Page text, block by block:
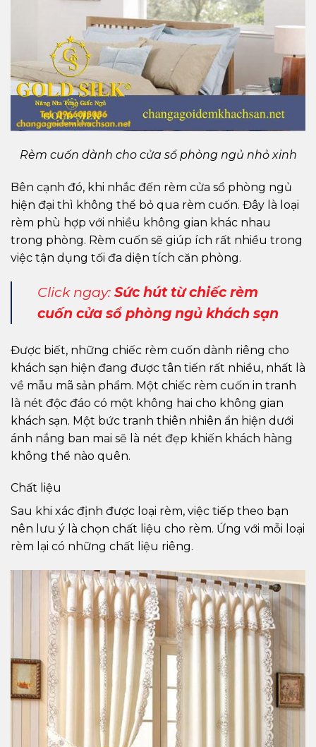
Rèm cuốn dành cho cửa sổ phòng ngủ nhỏ xinh
Bên cạnh đó, khi nhắc đến rèm cửa sổ phòng ngủ
hiện đại thì không thể bỏ qua rèm cuốn. Đây là loại
rèm phù hợp với nhiều không gian khác nhau
trong phòng. Rèm cuốn sẽ giúp ích rất nhiều trong
việc tận dụng tối đa diện tích căn phòng.
Click ngay: Sức hút từ chiếc rèm
cuốn cửa sổ phòng ngủ khách sạn
Được biết, những chiếc rèm cuốn dành riêng cho
khách sạn hiện đang được tân tiến rất nhiều, nhất là
về mẫu mã sản phẩm. Một chiếc rèm cuốn in tranh
là nét độc đáo có một không hai cho không gian
khách sạn. Một bức tranh thiên nhiên ẩn hiện dưới
ánh nắng ban mai sẽ là nét đẹp khiến khách hàng
không thể nào quên.
Chất liệu
Sau khi xác định được loại rèm, việc tiếp theo bạn
nên lưu ý là chọn chất liệu cho rèm. Ứng với mỗi loại
rèm lại có những chất liệu riêng.